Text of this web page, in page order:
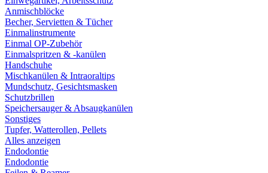
Anmischblöcke
Becher, Servietten & Tücher
Einmalinstrumente
Einmal OP-Zubehör
Einmalspritzen & -kanülen
Handschuhe
Mischkanülen & Intraoraltips
Mundschutz, Gesichtsmasken
Schutzbrillen
Speichersauger & Absaugkanülen
Sonstiges
Tupfer, Watterollen, Pellets
Alles anzeigen
Endodontie
Endodontie